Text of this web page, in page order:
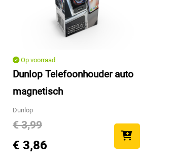
Op voorraad
Dunlop Telefoonhouder auto
magnetisch
Dunlop
€ 3,99
€ 3,86